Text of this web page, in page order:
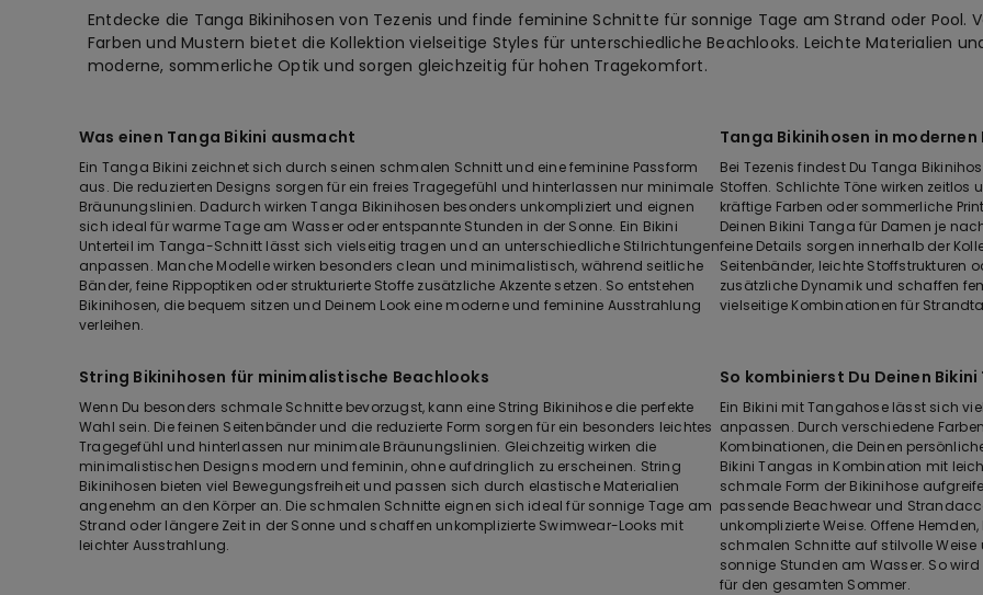
Entdecke die Tanga Bikinihosen von Tezenis und finde feminine Schnitte für sonnige Tage am Strand oder Pool.
Farben und Mustern bietet die Kollektion vielseitige Styles für unterschiedliche Beachlooks. Leichte Materialien
moderne, sommerliche Optik und sorgen gleichzeitig für hohen Tragekomfort.
Was einen Tanga Bikini ausmacht
Ein Tanga Bikini zeichnet sich durch seinen schmalen Schnitt und eine feminine Passform
aus. Die reduzierten Designs sorgen für ein freies Tragegefühl und hinterlassen nur minimale
Bräunungslinien. Dadurch wirken Tanga Bikinihosen besonders unkompliziert und eignen
sich ideal für warme Tage am Wasser oder entspannte Stunden in der Sonne. Ein Bikini
Unterteil im Tanga-Schnitt lässt sich vielseitig tragen und an unterschiedliche Stilrichtungen
anpassen. Manche Modelle wirken besonders clean und minimalistisch, während seitliche
Bänder, feine Rippoptiken oder strukturierte Stoffe zusätzliche Akzente setzen. So entstehen
Bikinihosen, die bequem sitzen und Deinem Look eine moderne und feminine Ausstrahlung
verleihen.
Tanga Bikinihosen in
Bei Tezenis findest Du Tanga
Stoffen. Schlichte Töne wirken
kräftige Farben oder sommerliche
Deinen Bikini Tanga für Damen je
feine Details sorgen innerhalb der
Seitenbänder, leichte Stoffstrukturen
zusätzliche Dynamik und schaffen
vielseitige Kombinationen für
String Bikinihosen für minimalistische Beachlooks
Wenn Du besonders schmale Schnitte bevorzugst, kann eine String Bikinihose die perfekte
Wahl sein. Die feinen Seitenbänder und die reduzierte Form sorgen für ein besonders leichtes
Tragegefühl und hinterlassen nur minimale Bräunungslinien. Gleichzeitig wirken die
minimalistischen Designs modern und feminin, ohne aufdringlich zu erscheinen. String
Bikinihosen bieten viel Bewegungsfreiheit und passen sich durch elastische Materialien
angenehm an den Körper an. Die schmalen Schnitte eignen sich ideal für sonnige Tage am
Strand oder längere Zeit in der Sonne und schaffen unkomplizierte Swimwear-Looks mit
leichter Ausstrahlung.
So kombinierst Du Deinen
Ein Bikini mit Tangahose lässt sich
anpassen. Durch verschiedene
Kombinationen, die Deinen
Bikini Tangas in Kombination mit
schmale Form der Bikinihose
passende Beachwear und
unkomplizierte Weise. Offene
schmalen Schnitte auf stilvolle
sonnige Stunden am Wasser. So
für den gesamten Sommer.